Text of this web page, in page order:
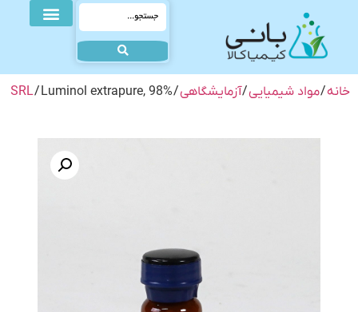
خانه/مواد شیمیایی/آزمایشگاهی/
SRL/ Luminol extrapure, 98%